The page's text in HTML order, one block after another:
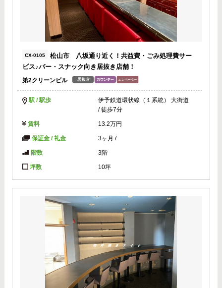
CX-0105
松山市 八坂通り近く！共益費・ごみ処理費サー
ビス♪バー・スナック向き居抜き店舗！
第2クリーンビル
駅 / 駅歩
伊予鉄道環状線（１系統） 大街道
/ 徒歩7分
賃料 13.2万円
保証金 / 礼金 3ヶ月 /
階数 3階
坪数 10坪